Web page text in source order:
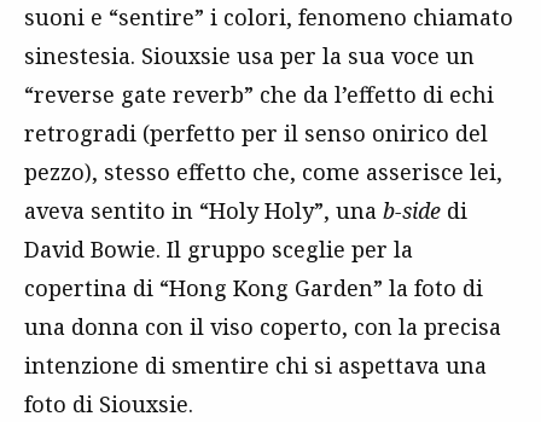
suoni e “sentire” i colori, fenomeno chiamato
sinestesia. Siouxsie usa per la sua voce un
“reverse gate reverb” che da l’effetto di echi
retrogradi (perfetto per il senso onirico del
pezzo), stesso effetto che, come asserisce lei,
aveva sentito in “Holy Holy”, una b-side di
David Bowie. Il gruppo sceglie per la
copertina di “Hong Kong Garden” la foto di
una donna con il viso coperto, con la precisa
intenzione di smentire chi si aspettava una
foto di Siouxsie.